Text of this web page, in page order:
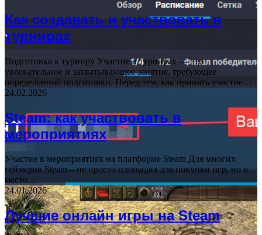
Как создавать и участвовать в
турнирах
Подготовка к турниру Участие в турнирах — это
увлекательное и захватывающее занятие, требующее
определенной подготовки. Перед тем, как принять участие…
24.02.2026
Steam: как участвовать в
мероприятиях
Участие в мероприятиях на платформе Steam Для многих
геймеров Steam – не просто площадка для покупки игр, но и
место…
24.01.2026
Лучшие онлайн игры на Steam